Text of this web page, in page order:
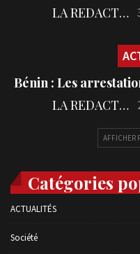
LA REDACTION
Bénin : Les
LA REDACTION
AFFICHER
Catégories
ACTUALITÉS
Société